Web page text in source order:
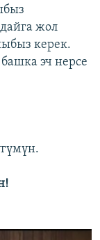
жол
керек.
эч нерсе